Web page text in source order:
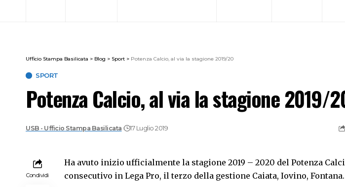
Ufficio Stampa Basilicata > Blog > Sport > Potenza Calcio, al via la stagione 2019/20
SPORT
Potenza Calcio, al via la stagione 2019/
USB - Ufficio Stampa Basilicata 17 Luglio 2019
Condividi
Ha avuto inizio ufficialmente la stagione 2019 – 2020 del Potenza
consecutivo in Lega Pro, il terzo della gestione Caiata, Iovino, Fontana.